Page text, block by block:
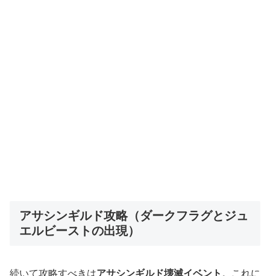
アサシンギルド攻略（ダークフラグとジュ
エルビーストの出現）
続いて攻略すべきはアサシンギルド壊滅イベント 。これに